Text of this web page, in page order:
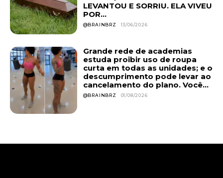
LEVANTOU E SORRIU. ELA VIVEU
POR...
@BRAINBRZ 13/06/2026
Grande rede de academias
estuda proibir uso de roupa
curta em todas as unidades; e o
descumprimento pode levar ao
cancelamento do plano. Você...
@BRAINBRZ 01/08/2026